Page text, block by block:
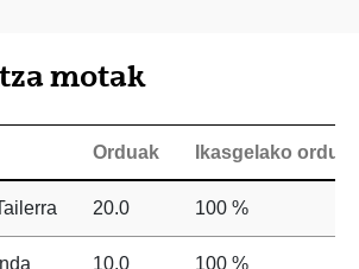
motak
Orduak Ikasgelako
20.0 100 %
10.0 100 %